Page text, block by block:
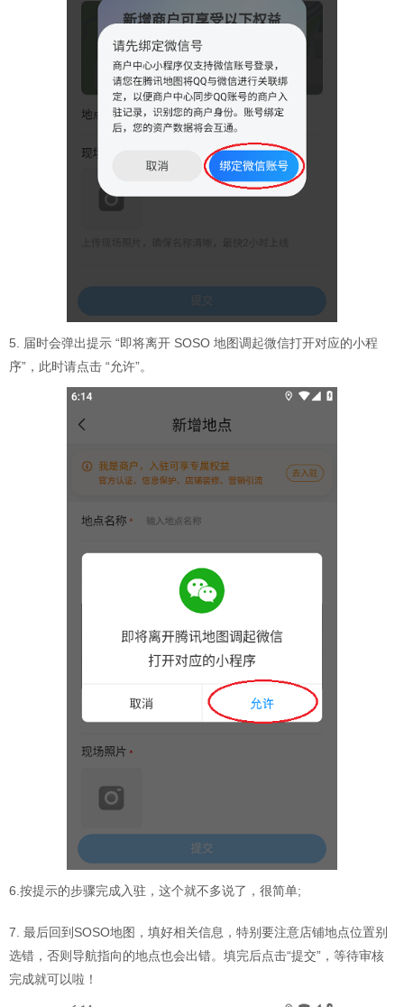
5. 届时会弹出提示 “即将离开 SOSO 地图调起微信打开对应的小程
序”，此时请点击 “允许”。
6.按提示的步骤完成入驻，这个就不多说了，很简单;
7. 最后回到SOSO地图，填好相关信息，特别要注意店铺地点位置别
选错，否则导航指向的地点也会出错。填完后点击“提交”，等待审核
完成就可以啦！